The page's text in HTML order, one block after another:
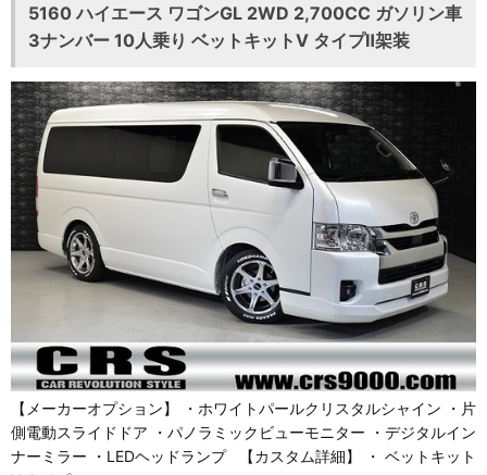
5160 ハイエース ワゴンGL 2WD 2,700CC ガソリン車
3ナンバー 10人乗り ベットキットⅤ タイプⅡ架装
【メーカーオプション】 ・ホワイトパールクリスタルシャイン ・片
側電動スライドドア ・パノラミックビューモニター ・デジタルイン
ナーミラー ・LEDヘッドランプ 【カスタム詳細】 ・ ベットキット